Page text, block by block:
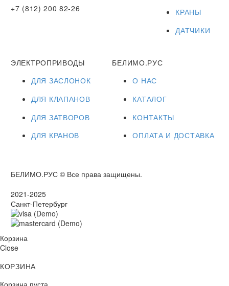
+7 (812) 200 82-26
КРАНЫ
ДАТЧИКИ
ЭЛЕКТРОПРИВОДЫ
ДЛЯ ЗАСЛОНОК
ДЛЯ КЛАПАНОВ
ДЛЯ ЗАТВОРОВ
ДЛЯ КРАНОВ
БЕЛИМО.РУС
О НАС
КАТАЛОГ
КОНТАКТЫ
ОПЛАТА И ДОСТАВКА
БЕЛИМО.РУС © Все права защищены.
2021-2025
Санкт-Петербург
Корзина
Close
КОРЗИНА